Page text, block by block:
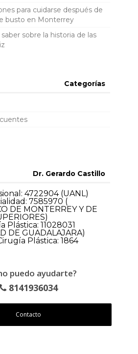
para cuidarse después de
busto en Monterrey
sobre la historia de las
Categorías
Dr. Gerardo Castillo
4722904 (UANL)
7585970 (
DE MONTERREY Y DE
Plástica: 11028031
DE GUADALAJARA)
Plástica: 1864
puedo ayudarte?
8141936034
Contacto